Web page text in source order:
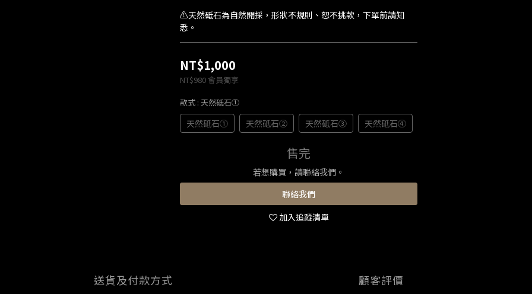
⚠️天然砥石為自然開採，形狀不規則、恕不挑款，下單前請知
悉。
NT$1,000
NT$980 會員獨享
款式 : 天然砥石①
天然砥石① 天然砥石② 天然砥石③ 天然砥石④
售完
若想購買，請聯絡我們。
聯絡我們
加入追蹤清單
送貨及付款方式 顧客評價